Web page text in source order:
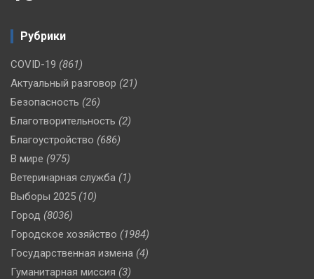
Рубрики
COVID-19 (861)
Актуальный разговор (21)
Безопасность (26)
Благотворительность (2)
Благоустройство (686)
В мире (975)
Ветеринарная служба (1)
Выборы 2025 (10)
Город (8036)
Городское хозяйство (1984)
Государственная измена (4)
Гуманитарная миссия (3)